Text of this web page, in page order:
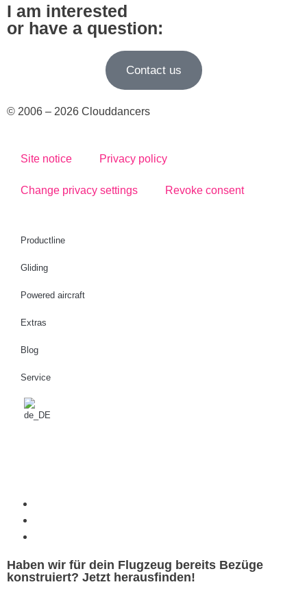
I am interested
or have a question:
Contact us
© 2006 – 2026 Clouddancers
Site notice Privacy policy
Change privacy settings Revoke consent
Productline
Gliding
Powered aircraft
Extras
Blog
Service
Haben wir für dein Flugzeug bereits Bezüge
konstruiert? Jetzt herausfinden!